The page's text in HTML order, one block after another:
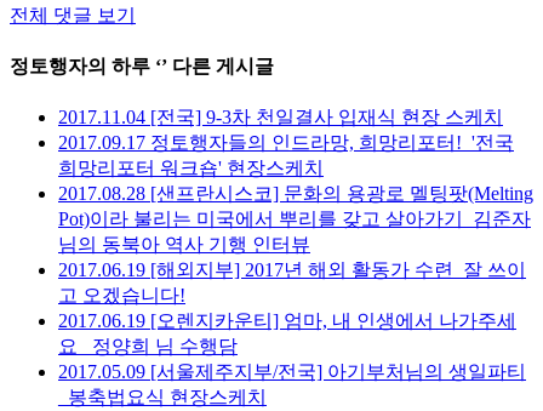
전체 댓글 보기
정토행자의 하루 ‘’ 다른 게시글
2017.11.04 [전국] 9-3차 천일결사 입재식 현장 스케치
2017.09.17 정토행자들의 인드라망, 희망리포터!_'전국
희망리포터 워크숍' 현장스케치
2017.08.28 [샌프란시스코] 문화의 용광로 멜팅팟(Melting
Pot)이라 불리는 미국에서 뿌리를 갖고 살아가기_김준자
님의 동북아 역사 기행 인터뷰
2017.06.19 [해외지부] 2017년 해외 활동가 수련_잘 쓰이
고 오겠습니다!
2017.06.19 [오렌지카운티] 엄마, 내 인생에서 나가주세
요_ 정양희 님 수행담
2017.05.09 [서울제주지부/전국] 아기부처님의 생일파티
_봉축법요식 현장스케치